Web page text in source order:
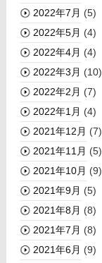
2022年7月 (5)
2022年5月 (4)
2022年4月 (4)
2022年3月 (10)
2022年2月 (7)
2022年1月 (4)
2021年12月 (7)
2021年11月 (5)
2021年10月 (9)
2021年9月 (5)
2021年8月 (8)
2021年7月 (8)
2021年6月 (9)